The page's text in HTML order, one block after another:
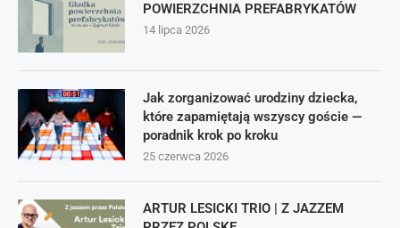
POWIERZCHNIA PREFABRYKATÓW
14 lipca 2026
Jak zorganizować urodziny dziecka,
które zapamiętają wszyscy goście —
poradnik krok po kroku
25 czerwca 2026
ARTUR LESICKI TRIO | Z JAZZEM